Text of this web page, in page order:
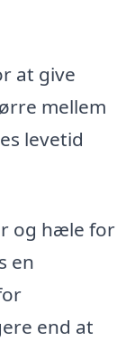
at give
mellem
levetid
og hæle for
en
end at